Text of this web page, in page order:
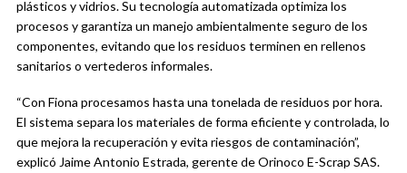
plásticos y vidrios. Su tecnología automatizada optimiza los
procesos y garantiza un manejo ambientalmente seguro de los
componentes, evitando que los residuos terminen en rellenos
sanitarios o vertederos informales.
“Con Fiona procesamos hasta una tonelada de residuos por hora.
El sistema separa los materiales de forma eficiente y controlada, lo
que mejora la recuperación y evita riesgos de contaminación”,
explicó Jaime Antonio Estrada, gerente de Orinoco E-Scrap SAS.